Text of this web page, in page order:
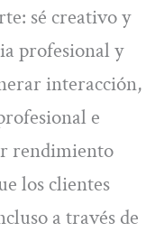
sé creativo y
profesional y
interacción,
e
rendimiento
los clientes
a través de